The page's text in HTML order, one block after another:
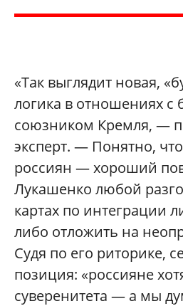
«Так выглядит новая,
логика в отношениях
союзником Кремля, —
эксперт. — Понятно,
россиян — хороший
Лукашенко любой
картах по интеграции
либо отложить на
Судя по его риторике,
позиция: «россияне
суверенитета — а мы